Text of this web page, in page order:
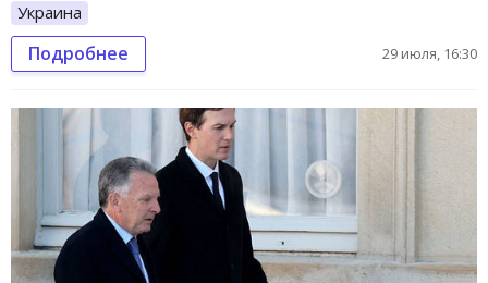
Украина
Подробнее 29 июля, 16:30